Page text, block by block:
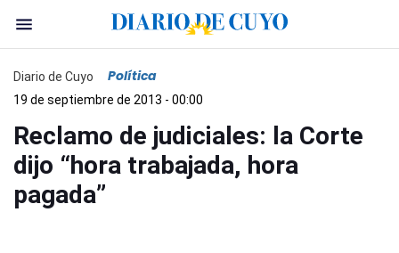
Diario de Cuyo Política
19 de septiembre de 2013 - 00:00
Reclamo de judiciales: la Corte
dijo “hora trabajada, hora
pagada”